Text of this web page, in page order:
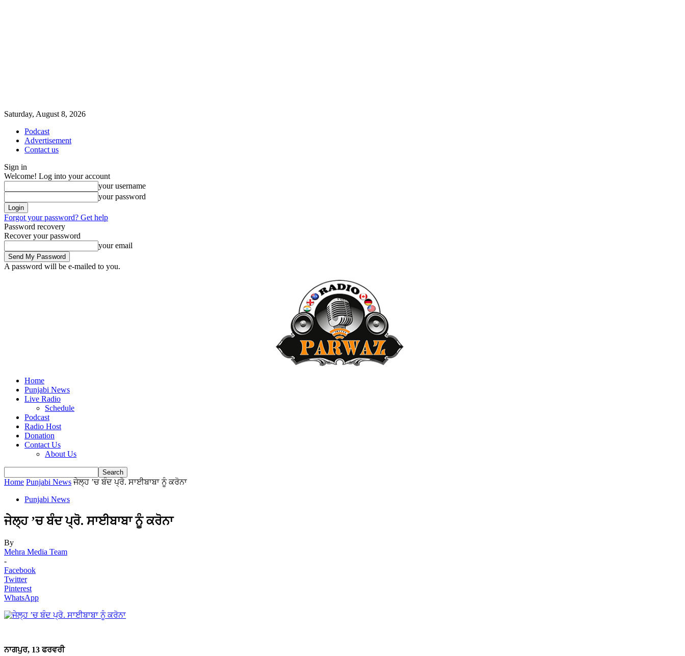
Saturday, August 8, 2026
Podcast
Advertisement
Contact us
Sign in
Welcome! Log into your account
your username
your password
Forgot your password? Get help
Password recovery
Recover your password
your email
A password will be e-mailed to you.
Home
Punjabi News
Live Radio
Schedule
Podcast
Radio Host
Donation
Contact Us
About Us
Home Punjabi News ਜੇਲ੍ਹ ’ਚ ਬੰਦ ਪ੍ਰੋ. ਸਾਈਬਾਬਾ ਨੂੰ ਕਰੋਨਾ
Punjabi News
ਜੇਲ੍ਹ ’ਚ ਬੰਦ ਪ੍ਰੋ. ਸਾਈਬਾਬਾ ਨੂੰ ਕਰੋਨਾ
By
Mehra Media Team
-
Facebook
Twitter
Pinterest
WhatsApp
ਨਾਗਪੁਰ, 13 ਫਰਵਰੀ